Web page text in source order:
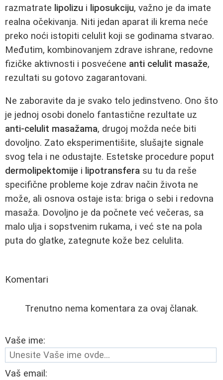
razmatrate lipolizu i liposukciju, važno je da imate
realna očekivanja. Niti jedan aparat ili krema neće
preko noći istopiti celulit koji se godinama stvarao.
Međutim, kombinovanjem zdrave ishrane, redovne
fizičke aktivnosti i posvećene anti celulit masaže,
rezultati su gotovo zagarantovani.
Ne zaboravite da je svako telo jedinstveno. Ono što
je jednoj osobi donelo fantastične rezultate uz
anti-celulit masažama, drugoj možda neće biti
dovoljno. Zato eksperimentišite, slušajte signale
svog tela i ne odustajte. Estetske procedure poput
dermolipektomije i lipotransfera su tu da reše
specifične probleme koje zdrav način života ne
može, ali osnova ostaje ista: briga o sebi i redovna
masaža. Dovoljno je da počnete već večeras, sa
malo ulja i sopstvenim rukama, i već ste na pola
puta do glatke, zategnute kože bez celulita.
Komentari
Trenutno nema komentara za ovaj članak.
Vaše ime:
Vaš email: